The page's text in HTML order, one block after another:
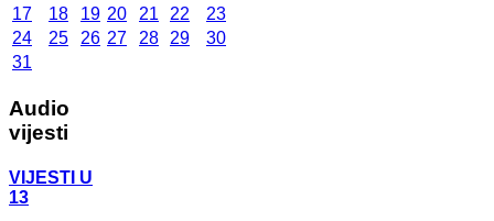
17
18 19 20 21 22
23
24
25 26 27 28 29
30
31
Audio
vijesti
VIJESTI U
13